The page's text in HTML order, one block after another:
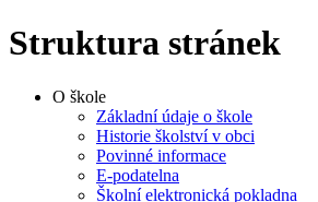
Struktura stránek
O škole
Základní údaje o škole
Historie školství v obci
Povinné informace
E-podatelna
Školní elektronická pokladna